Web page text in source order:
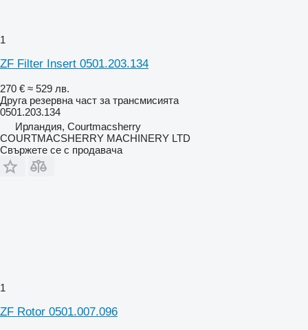
1
ZF Filter Insert 0501.203.134
270 € ≈ 529 лв.
Друга резервна част за трансмисията
0501.203.134
Ирландия, Courtmacsherry
COURTMACSHERRY MACHINERY LTD
Свържете се с продавача
1
ZF Rotor 0501.007.096